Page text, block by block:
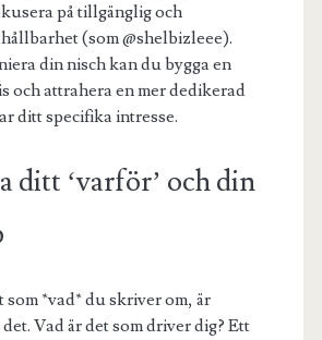
på tillgänglig och
(som @shelbizleee).
din nisch kan du bygga en
och attrahera en mer dedikerad
ditt specifika intresse.
ditt ‘varför’ och din
*vad* du skriver om, är
Vad är det som driver dig? Ett